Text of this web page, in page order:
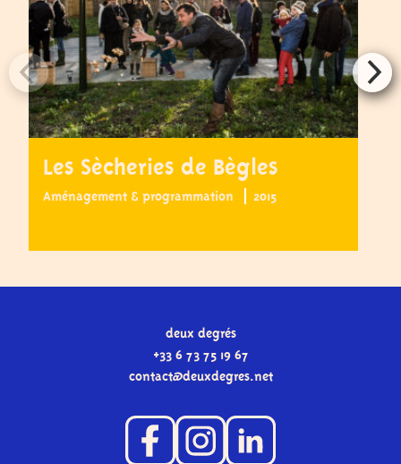
Les Sècheries de Bègles
Aménagement & programmation 2015
deux degrés
+33 6 73 75 19 67
contact@deuxdegres.net